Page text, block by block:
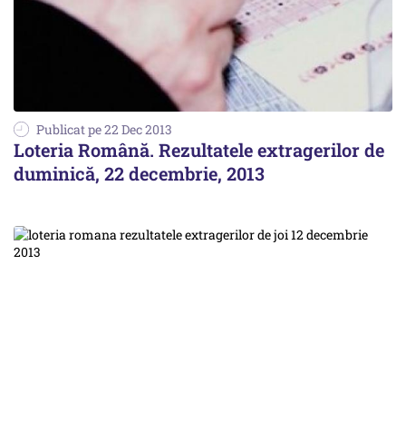
Publicat pe 22 Dec 2013
Loteria Română. Rezultatele extragerilor de
duminică, 22 decembrie, 2013